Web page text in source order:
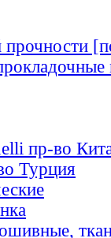
пр-во
Турция